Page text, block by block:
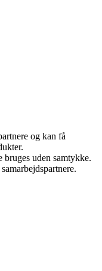
og kan få
uden samtykke.